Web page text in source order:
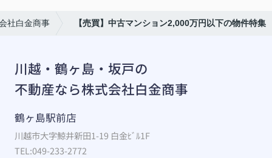
社白金商事 【売買】中古マンション2,000万円以下の物件特集
川越・鶴ヶ島・坂戸の
不動産なら株式会社白金商事
鶴ヶ島駅前店
川越市大字鯨井新田1-19 白金ﾋﾞﾙ1F
TEL:049-233-2772